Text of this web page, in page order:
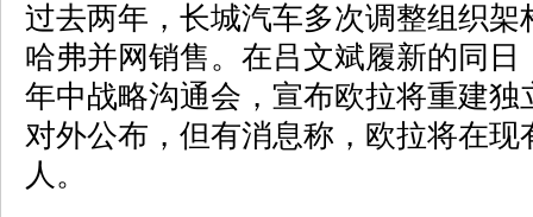
过去两年，长城汽车多次调整组织
哈弗并网销售。在吕文斌履新的同
年中战略沟通会，宣布欧拉将重建
对外公布，但有消息称，欧拉将在
人。